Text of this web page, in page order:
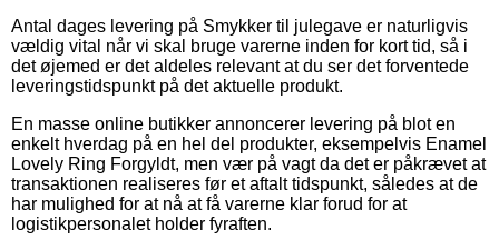
Antal dages levering på Smykker til julegave er naturligvis
vældig vital når vi skal bruge varerne inden for kort tid, så i
det øjemed er det aldeles relevant at du ser det forventede
leveringstidspunkt på det aktuelle produkt.
En masse online butikker annoncerer levering på blot en
enkelt hverdag på en hel del produkter, eksempelvis Enamel
Lovely Ring Forgyldt, men vær på vagt da det er påkrævet at
transaktionen realiseres før et aftalt tidspunkt, således at de
har mulighed for at nå at få varerne klar forud for at
logistikpersonalet holder fyraften.